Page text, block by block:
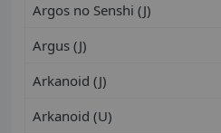
Argos no Senshi (J)
Argus (J)
Arkanoid (J)
Arkanoid (U)